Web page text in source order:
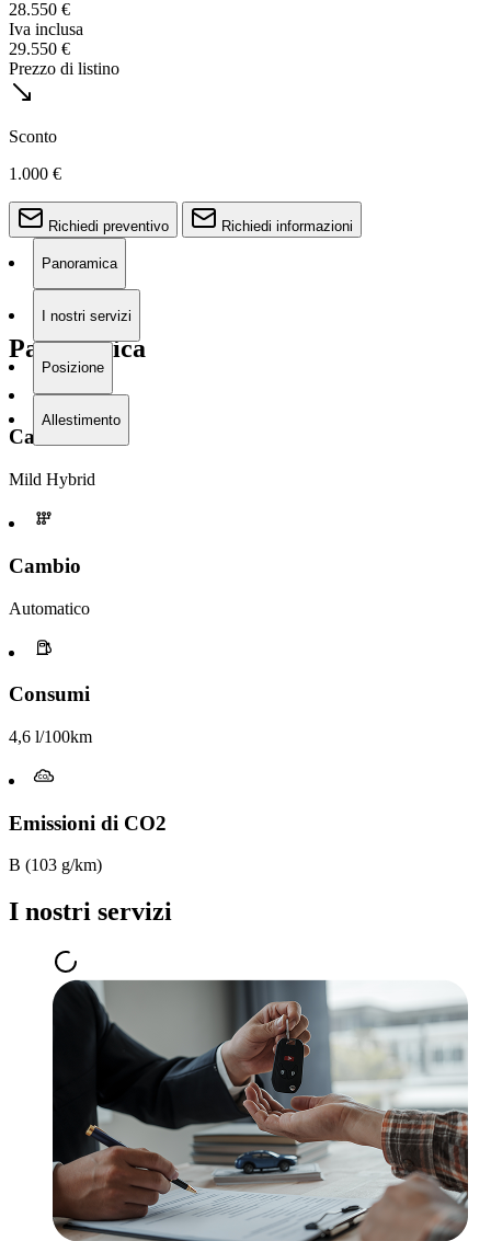
28.550 €
Iva inclusa
29.550 €
Prezzo di listino
Sconto
1.000 €
Richiedi preventivo Richiedi informazioni
Panoramica
I nostri servizi
Posizione
Allestimento
Panoramica
Carburante
Mild Hybrid
Cambio
Automatico
Consumi
4,6 l/100km
Emissioni di CO2
B (103 g/km)
I nostri servizi